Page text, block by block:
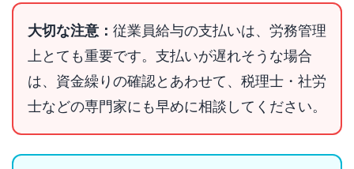
大切な注意： 従業員給与の支払いは、労務管理
上とても重要です。支払いが遅れそうな場合
は、資金繰りの確認とあわせて、税理士・社労
士などの専門家にも早めに相談してください。